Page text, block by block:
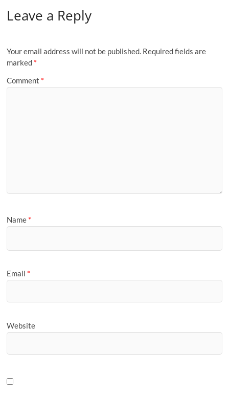
Leave a Reply
Your email address will not be published. Required fields are
marked *
Comment *
Name *
Email *
Website